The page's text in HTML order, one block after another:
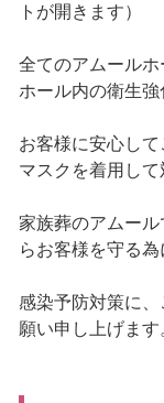
トが開きます）
全てのアムールホ
ホール内の衛生強
お客様に安心し
マスクを着用して
家族葬のアムー
らお客様を守る
感染予防対策に
願い申し上げます